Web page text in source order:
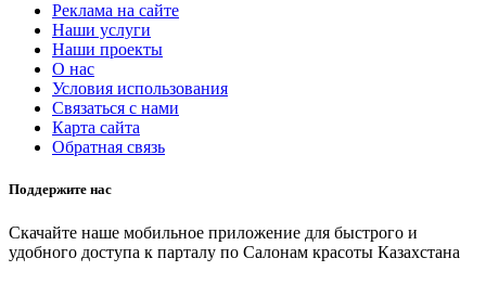
Реклама на сайте
Наши услуги
Наши проекты
О нас
Условия использования
Связаться с нами
Карта сайта
Обратная связь
Поддержите нас
Скачайте наше мобильное приложение для быстрого и
удобного доступа к парталу по Салонам красоты Казахстана